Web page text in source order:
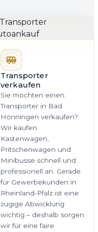
Transporter
verkaufen
Sie möchten einen
Transporter in Bad
Hönningen verkaufen?
Wir kaufen
Kastenwagen,
Pritschenwagen und
Minibusse schnell und
professionell an. Gerade
für Gewerbekunden in
Rheinland-Pfalz ist eine
zügige Abwicklung
wichtig – deshalb sorgen
wir für eine faire